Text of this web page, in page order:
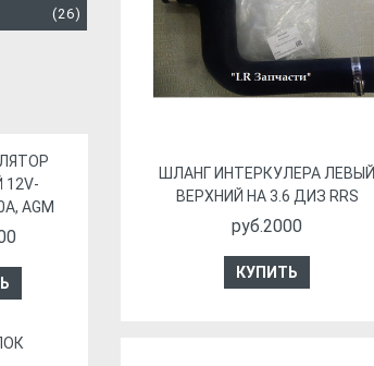
ШЛАНГ ИНТЕРКУЛЕРА ЛЕВЫЙ
ВЕРХНИЙ НА 3.6 ДИЗ RRS
руб.2000
КУПИТЬ
(26)
12V-
AGM